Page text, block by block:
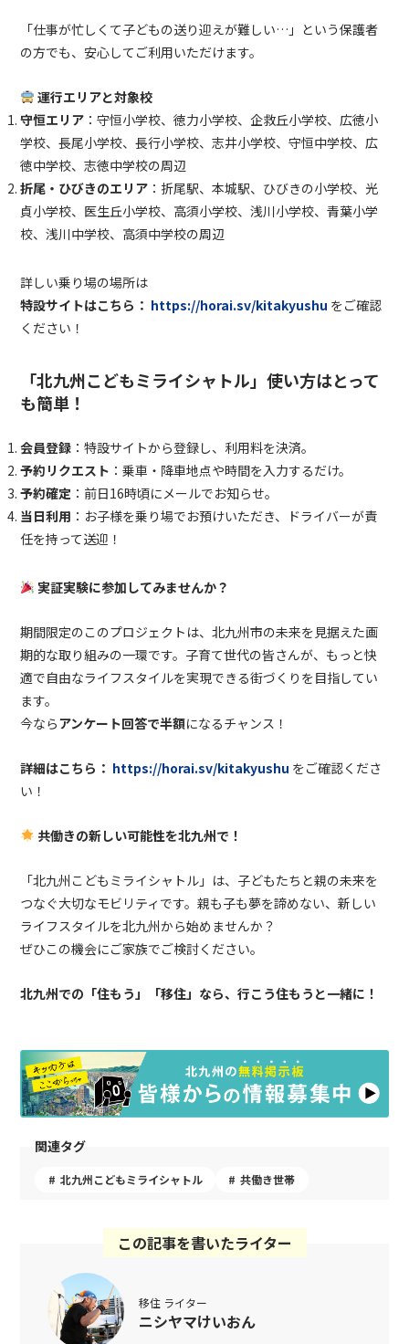
「仕事が忙しくて子どもの送り迎えが難しい…」という保護者
の方でも、安心してご利用いただけます。
運行エリアと対象校
守恒エリア ：守恒小学校、徳力小学校、企救丘小学校、広徳小
学校、長尾小学校、長行小学校、志井小学校、守恒中学校、広
徳中学校、志徳中学校の周辺
折尾・ひびきのエリア ： 折尾駅、本城駅、ひびきの小学校、光
貞小学校、医生丘小学校、高須小学校、浅川小学校、青葉小学
校、浅川中学校、高須中学校の周辺
詳しい乗り場の場所は
特設サイトはこちら： https://horai.sv/kitakyushu をご確認
ください！
「北九州こどもミライシャトル」使い方はとって
も簡単！
会員登録 ：特設サイトから登録し、利用料を決済。
予約リクエスト ：乗車・降車地点や時間を入力するだけ。
予約確定 ：前日16時頃にメールでお知らせ。
当日利用 ：お子様を乗り場でお預けいただき、ドライバーが責
任を持って送迎！
実証実験に参加してみませんか？
期間限定のこのプロジェクトは、北九州市の未来を見据えた画
期的な取り組みの一環です。子育て世代の皆さんが、もっと快
適で自由なライフスタイルを実現できる街づくりを目指してい
ます。
今ならアンケート回答で半額になるチャンス！
詳細はこちら： https://horai.sv/kitakyushu をご確認くださ
い！
共働きの新しい可能性を北九州で！
「北九州こどもミライシャトル」は、子どもたちと親の未来を
つなぐ大切なモビリティです。親も子も夢を諦めない、新しい
ライフスタイルを北九州から始めませんか？
ぜひこの機会にご家族でご検討ください。
北九州での「住もう」「移住」なら、行こう住もうと一緒に！
関連タグ
北九州こどもミライシャトル 共働き世帯
この記事を書いたライター
移住 ライター
ニシヤマけいおん